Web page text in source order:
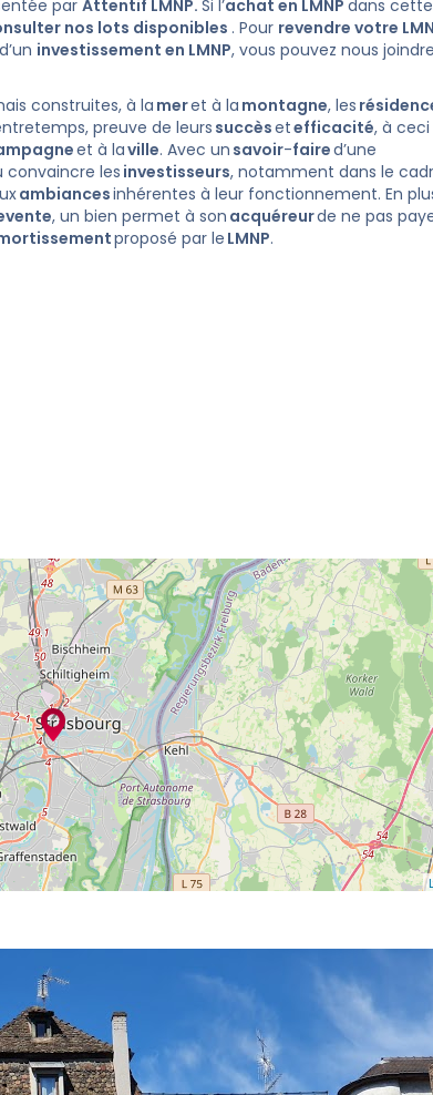
par Attentif LMNP. Si l’achat en LMNP dans cette
nos lots disponibles . Pour revendre votre
investissement en LMNP, vous pouvez nous joindre
construites, à la meret à la montagne, les
preuve de leurs succèsetefficacité, à ceci
et à laville. Avec un savoir-faired’une
convaincre les investisseurs, notamment dans le
ambiancesinhérentes à leur fonctionnement. En
, un bien permet à son acquéreurde ne pas
proposé par le LMNP.